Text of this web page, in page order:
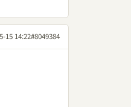
15 14:22#8049384